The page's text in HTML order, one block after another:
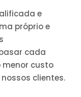
e
próprio e
cada
menor custo
clientes.